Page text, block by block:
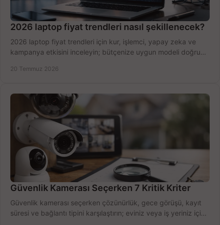
2026 laptop fiyat trendleri nasıl şekillenecek?
2026 laptop fiyat trendleri için kur, işlemci, yapay zeka ve
kampanya etkisini inceleyin; bütçenize uygun modeli doğru
20 Temmuz 2026
Güvenlik Kamerası Seçerken 7 Kritik Kriter
Güvenlik kamerası seçerken çözünürlük, gece görüşü, kayıt
süresi ve bağlantı tipini karşılaştırın; eviniz veya iş yeriniz için